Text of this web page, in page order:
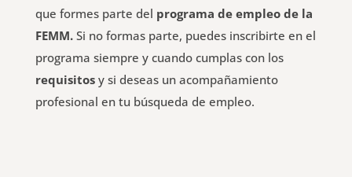
que formes parte del programa de empleo de la
FEMM.Si no formas parte, puedes inscribirte en el
programa siempre y cuando cumplas con los
requisitosy si deseas un acompañamiento
profesional en tu búsqueda de empleo.